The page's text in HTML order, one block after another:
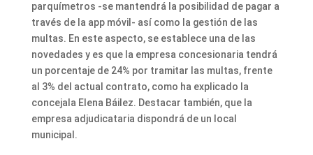
parquímetros -se mantendrá la posibilidad de pagar a
través de la app móvil- así como la gestión de las
multas. En este aspecto, se establece una de las
novedades y es que la empresa concesionaria tendrá
un porcentaje de 24% por tramitar las multas, frente
al 3% del actual contrato, como ha explicado la
concejala Elena Báilez. Destacar también, que la
empresa adjudicataria dispondrá de un local
municipal.